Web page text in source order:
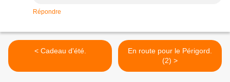
Répondre
< Cadeau d'été.
En route pour le Périgord.
(2) >